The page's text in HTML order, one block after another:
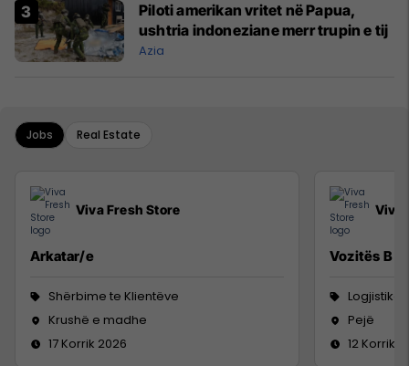
Piloti amerikan vritet në Papua,
ushtria indoneziane merr trupin e tij
Azia
Jobs Real Estate
Viva Fresh Store
Arkatar/e
Shërbime te Klientëve
Krushë e madhe
17 Korrik 2026
Viva
Vozitës B
Logjistikë
Pejë
12 Korrik